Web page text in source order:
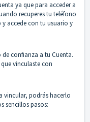
ya que para acceder a
recuperes tu teléfono
accede con tu usuario y
confianza a tu Cuenta.
vinculaste con
vincular, podrás hacerlo
sencillos pasos: